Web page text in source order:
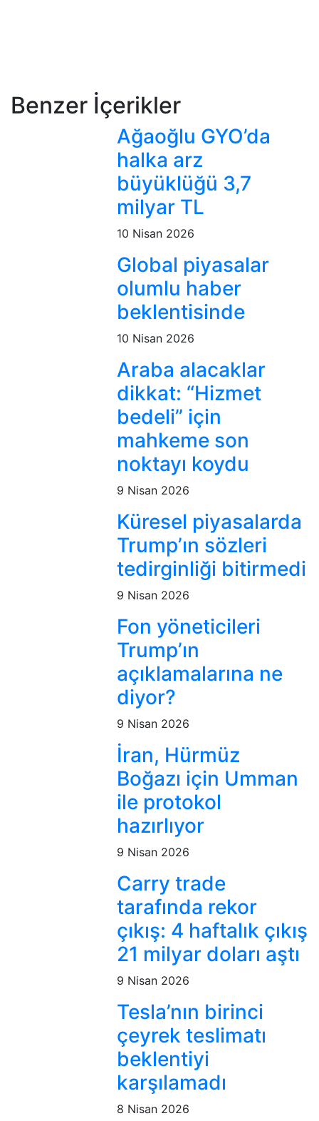
Benzer İçerikler
Ağaoğlu GYO’da
halka arz
büyüklüğü 3,7
milyar TL
10 Nisan 2026
Global piyasalar
olumlu haber
beklentisinde
10 Nisan 2026
Araba alacaklar
dikkat: “Hizmet
bedeli” için
mahkeme son
noktayı koydu
9 Nisan 2026
Küresel piyasalarda
Trump’ın sözleri
tedirginliği bitirmedi
9 Nisan 2026
Fon yöneticileri
Trump’ın
açıklamalarına ne
diyor?
9 Nisan 2026
İran, Hürmüz
Boğazı için Umman
ile protokol
hazırlıyor
9 Nisan 2026
Carry trade
tarafında rekor
çıkış: 4 haftalık çıkış
21 milyar doları aştı
9 Nisan 2026
Tesla’nın birinci
çeyrek teslimatı
beklentiyi
karşılamadı
8 Nisan 2026